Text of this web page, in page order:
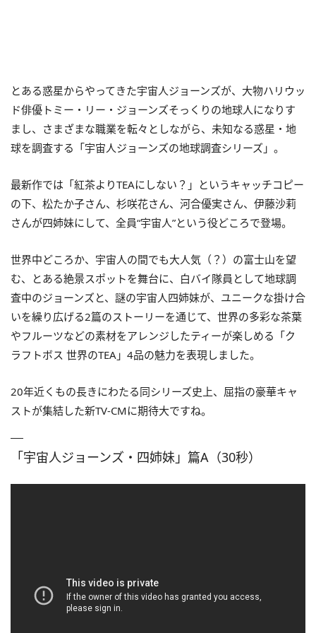
とある惑星からやってきた宇宙人ジョーンズが、大物ハリウッ
ド俳優トミー・リー・ジョーンズそっくりの地球人になりす
まし、さまざまな職業を転々としながら、未知なる惑星・地
球を調査する「宇宙人ジョーンズの地球調査シリーズ」。
最新作では「紅茶よりTEAにしない？」というキャッチコピー
の下、松たか子さん、杉咲花さん、河合優実さん、伊藤沙莉
さんが四姉妹にして、全員“宇宙人”という役どころで登場。
世界中どころか、宇宙人の間でも大人気（？）の富士山を望
む、とある絶景スポットを舞台に、白バイ隊員として地球調
査中のジョーンズと、謎の宇宙人四姉妹が、ユニークな掛け合
いを繰り広げる2篇のストーリーを通じて、世界の多彩な茶葉
やフルーツなどの素材をアレンジしたティーが楽しめる「ク
ラフトボス 世界のTEA」4品の魅力を表現しました。
20年近くもの長きにわたる同シリーズ史上、屈指の豪華キャ
ストが集結した新TV‐CMに期待大ですね。
「宇宙人ジョーンズ・四姉妹」篇A（30秒）